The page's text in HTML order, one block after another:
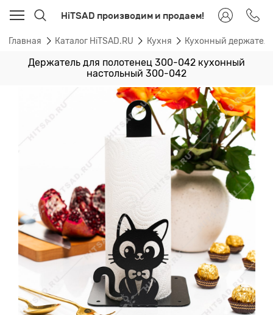
HiTSAD производим и продаем!
Главная Каталог HiTSAD.RU Кухня Кухонный держатель
Держатель для полотенец 300-042 кухонный
настольный 300-042